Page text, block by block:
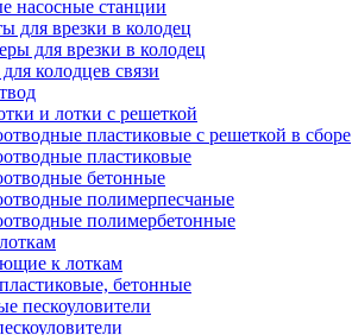
насосные станции
врезки в колодец
для врезки в колодец
колодцев связи
и лотки с решеткой
пластиковые с решеткой в сборе
пластиковые
бетонные
полимерпесчаные
полимербетонные
к лоткам
бетонные
пескоуловители